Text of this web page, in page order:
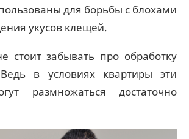
для борьбы с блохами
укусов клещей.
стоит забывать про обработку
в условиях квартиры эти
размножаться достаточно